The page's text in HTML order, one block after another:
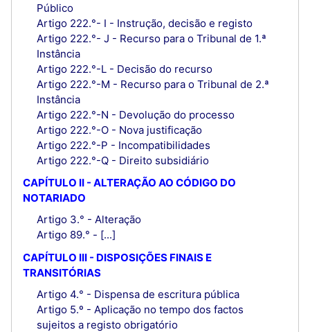
Público
Artigo 222.°- I - Instrução, decisão e registo
Artigo 222.°- J - Recurso para o Tribunal de 1.ª
Instância
Artigo 222.°-L - Decisão do recurso
Artigo 222.°-M - Recurso para o Tribunal de 2.ª
Instância
Artigo 222.°-N - Devolução do processo
Artigo 222.°-O - Nova justificação
Artigo 222.°-P - Incompatibilidades
Artigo 222.°-Q - Direito subsidiário
CAPÍTULO II - ALTERAÇÃO AO CÓDIGO DO
NOTARIADO
Artigo 3.° - Alteração
Artigo 89.° - [...]
CAPÍTULO III - DISPOSIÇÕES FINAIS E
TRANSITÓRIAS
Artigo 4.° - Dispensa de escritura pública
Artigo 5.º - Aplicação no tempo dos factos
sujeitos a registo obrigatório